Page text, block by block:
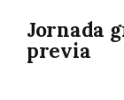
Jornada
previa